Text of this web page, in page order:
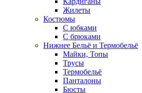
Жилеты
Костюмы
С юбками
С брюками
Нижнее Бельё и Термобельё
Майки, Топы
Трусы
Термобельё
Панталоны
Бюсты